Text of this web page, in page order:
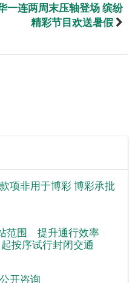
一连两周末压轴登场 缤纷
精彩节目欢送暑假
项非用于博彩 博彩承批
范围 提升通行效率
按序试行封闭交通
开咨询